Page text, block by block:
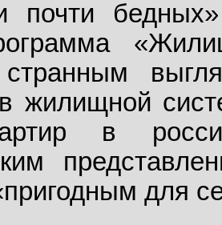
почти
жилищной
в
для